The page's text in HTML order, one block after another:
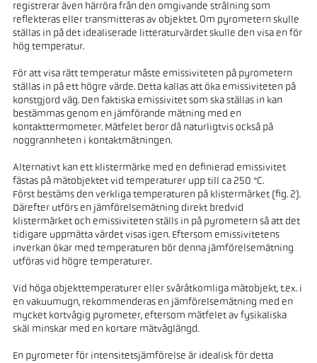
registrerar även härröra från den omgivande strålning som
reflekteras eller transmitteras av objektet. Om pyrometern skulle
ställas in på det idealiserade litteraturvärdet skulle den visa en för
hög temperatur.
För att visa rätt temperatur måste emissiviteten på pyrometern
ställas in på ett högre värde. Detta kallas att öka emissiviteten på
konstgjord väg. Den faktiska emissivitet som ska ställas in kan
bestämmas genom en jämförande mätning med en
kontakttermometer. Mätfelet beror då naturligtvis också på
noggrannheten i kontaktmätningen.
Alternativt kan ett klistermärke med en definierad emissivitet
fästas på mätobjektet vid temperaturer upp till ca 250 °C.
Först bestäms den verkliga temperaturen på klistermärket (fig. 2).
Därefter utförs en jämförelsemätning direkt bredvid
klistermärket och emissiviteten ställs in på pyrometern så att det
tidigare uppmätta värdet visas igen. Eftersom emissivitetens
inverkan ökar med temperaturen bör denna jämförelsemätning
utföras vid högre temperaturer.
Vid höga objekttemperaturer eller svåråtkomliga mätobjekt, t.ex. i
en vakuumugn, rekommenderas en jämförelsemätning med en
mycket kortvågig pyrometer, eftersom mätfelet av fysikaliska
skäl minskar med en kortare mätvåglängd.
En pyrometer för intensitetsjämförelse är idealisk för detta